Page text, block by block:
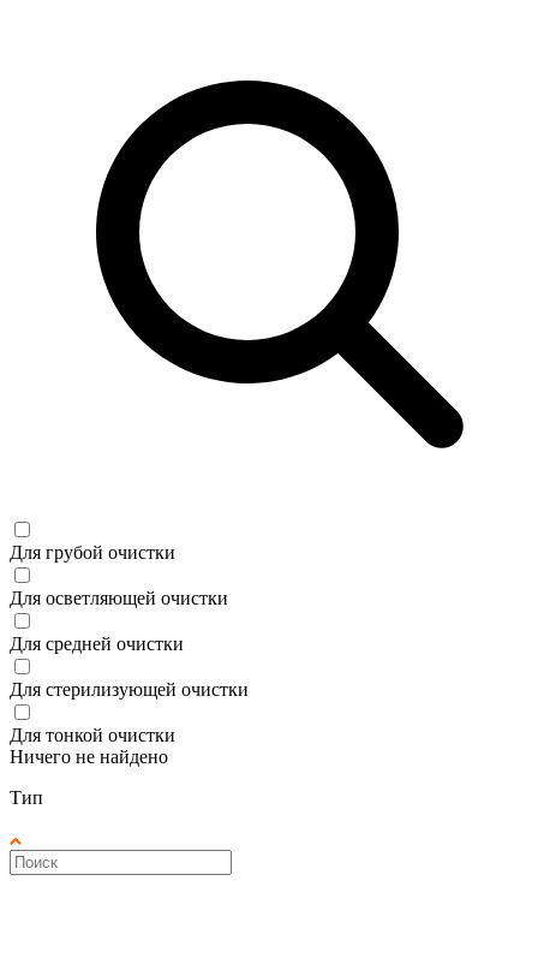
Для грубой очистки
Для осветляющей очистки
Для средней очистки
Для стерилизующей очистки
Для тонкой очистки
Ничего не найдено
Тип